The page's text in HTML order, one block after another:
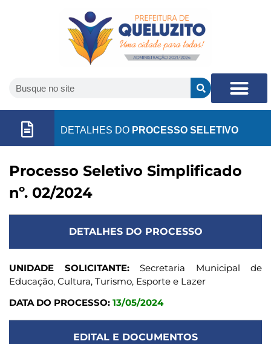
DETALHES DO PROCESSO SELETIVO
Processo Seletivo Simplificado
nº. 02/2024
DETALHES DO PROCESSO
UNIDADE SOLICITANTE:Secretaria Municipal de
Educação, Cultura, Turismo, Esporte e Lazer
DATA DO PROCESSO: 13/05/2024
EDITAL E DOCUMENTOS